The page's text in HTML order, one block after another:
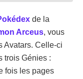
de la
Arceus, vous
Avatars. Celle-ci
trois Génies :
fois les pages